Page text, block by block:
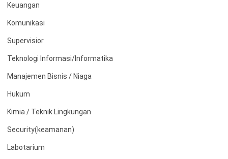
Keuangan
Komunikasi
Supervisior
Teknologi Informasi/Informatika
Manajemen Bisnis / Niaga
Hukum
Kimia / Teknik Lingkungan
Security(keamanan)
Labotarium